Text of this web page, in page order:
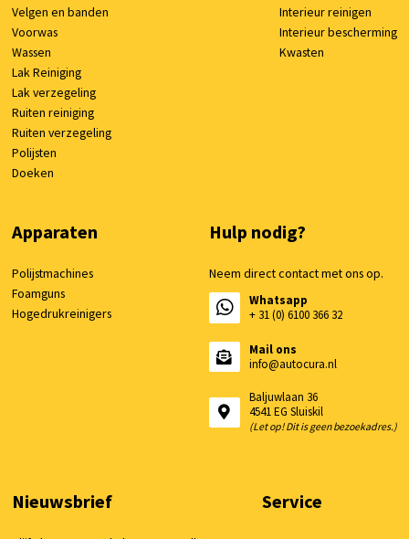
Velgen en banden
Voorwas
Wassen
Lak Reiniging
Lak verzegeling
Ruiten reiniging
Ruiten verzegeling
Polijsten
Doeken
Interieur reinigen
Interieur bescherming
Kwasten
Apparaten
Polijstmachines
Foamguns
Hogedrukreinigers
Hulp nodig?
Neem direct contact met ons op.
Whatsapp
+ 31 (0) 6100 366 32
Mail ons
info@autocura.nl
Baljuwlaan 36
4541 EG Sluiskil
(Let op! Dit is geen bezoekadres.)
Nieuwsbrief Service